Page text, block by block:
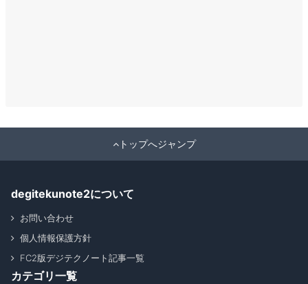
トップへジャンプ
degitekunote2について
お問い合わせ
個人情報保護方針
FC2版デジテクノート記事一覧
カテゴリ一覧